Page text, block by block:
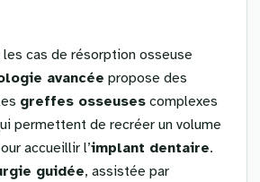
les cas de résorption osseuse
avancée propose des
greffes osseuses complexes
permettent de recréer un volume
accueillir l’implant dentaire.
guidée, assistée par